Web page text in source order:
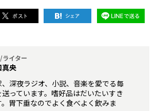
ライター
真央
、深夜ラジオ、小説、音楽を愛でる毎
送っています。嗜好品はだいたいすき
。胃下垂なのでよく食べよく飲みま